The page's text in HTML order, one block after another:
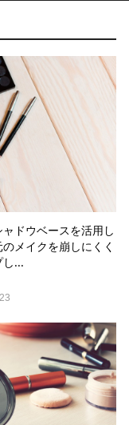
ャドウベースを活用し
メイクを崩しにくく
し...